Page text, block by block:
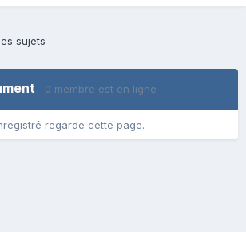
sujets
0 membre est en ligne
regarde cette page.